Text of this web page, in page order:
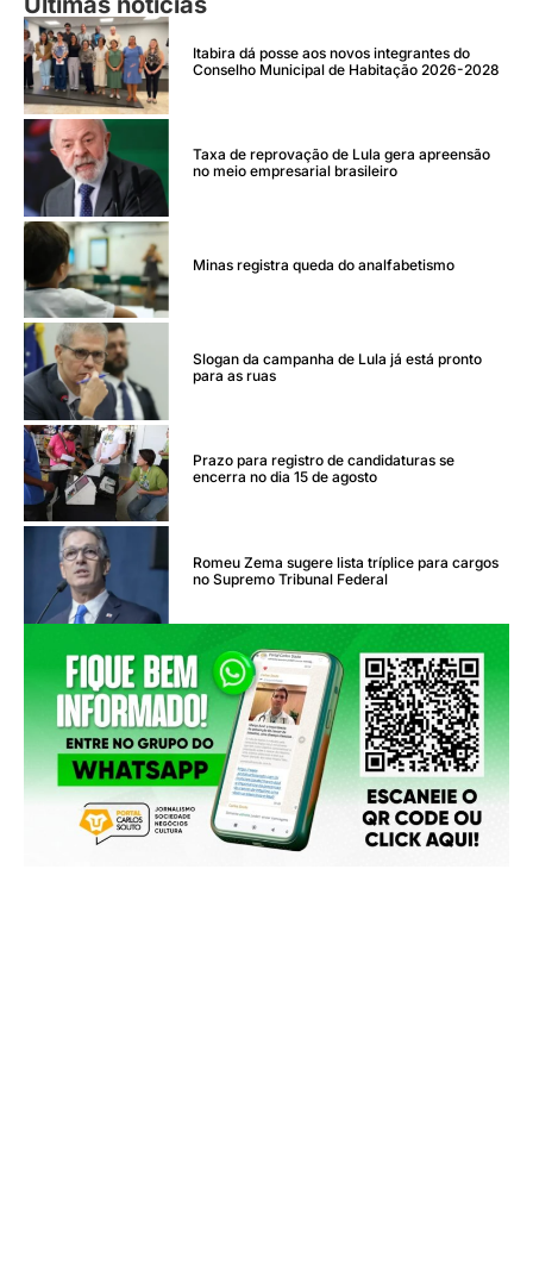
Itabira dá posse aos novos integrantes do
Conselho Municipal de Habitação 2026-2028
Taxa de reprovação de Lula gera apreensão
no meio empresarial brasileiro
Minas registra queda do analfabetismo
Slogan da campanha de Lula já está pronto
para as ruas
Prazo para registro de candidaturas se
encerra no dia 15 de agosto
Romeu Zema sugere lista tríplice para cargos
no Supremo Tribunal Federal